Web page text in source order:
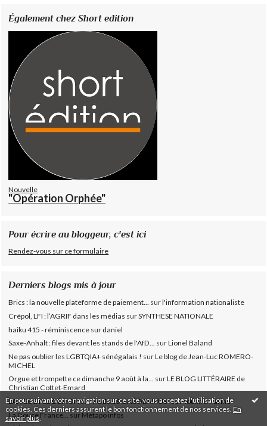
En poursuivant votre navigation sur ce site, vous acceptez l'utilisation de
cookies. Ces derniers assurent le bon fonctionnement de nos services. En
savoir plus .
Également chez Short edition
Nouvelle
"Opération Orphée"
Pour écrire au bloggeur, c'est ici
Rendez-vous sur ce formulaire
Derniers blogs mis à jour
Brics : la nouvelle plateforme de paiement... surl'information nationaliste
Crépol, LFI : l’AGRIF dans les médias surSYNTHESE NATIONALE
haiku 415 - réminiscence sur daniel
Saxe-Anhalt : files devant les stands de l'AfD... surLionel Baland
Ne pas oublier les LGBTQIA+ sénégalais ! surLe blog de Jean-Luc ROMERO-
MICHEL
Orgue et trompette ce dimanche 9 août à la... surLE BLOG LITTÉRAIRE de
Christian Cottet-Emard
L'ANGE ET LE DÉMONsurPOESIES GAUDEAMUS ”Le Moulin à Farine”
La Douce France...surMétapo infos